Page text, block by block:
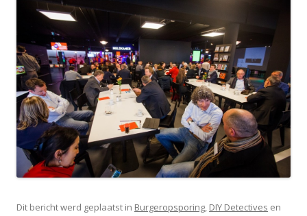
Dit bericht werd geplaatst in Burgeropsporing, DIY Detectives en